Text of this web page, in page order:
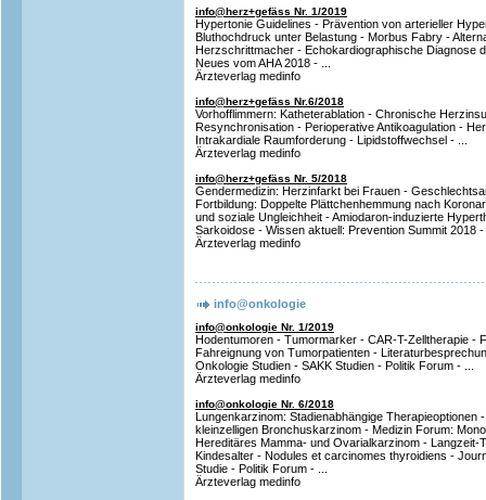
info@herz+gefäss Nr. 1/2019
Hypertonie Guidelines - Prävention von arterieller
Bluthochdruck unter Belastung - Morbus Fabry -
Herzschrittmacher - Echokardiographische Diagnose
Neues vom AHA 2018 - ...
Ärzteverlag medinfo
info@herz+gefäss Nr.6/2018
Vorhofflimmern: Katheterablation - Chronische
Resynchronisation - Perioperative Antikoagulation -
Intrakardiale Raumforderung - Lipidstoffwechsel - ...
Ärzteverlag medinfo
info@herz+gefäss Nr. 5/2018
Gendermedizin: Herzinfarkt bei Frauen -
Fortbildung: Doppelte Plättchenhemmung nach
und soziale Ungleichheit - Amiodaron-induzierte
Sarkoidose - Wissen aktuell: Prevention Summit 2018
Ärzteverlag medinfo
info@onkologie
info@onkologie Nr. 1/2019
Hodentumoren - Tumormarker - CAR-T-Zelltherapie -
Fahreignung von Tumorpatienten -
Onkologie Studien - SAKK Studien - Politik Forum - ...
Ärzteverlag medinfo
info@onkologie Nr. 6/2018
Lungenkarzinom: Stadienabhängige Therapieoptionen
kleinzelligen Bronchuskarzinom - Medizin Forum:
Hereditäres Mamma- und Ovarialkarzinom - Langzeit-
Kindesalter - Nodules et carcinomes thyroidiens -
Studie - Politik Forum - ...
Ärzteverlag medinfo